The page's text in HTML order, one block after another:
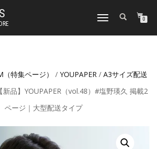
ナ
ゲ
ン
り
0
特集ページ） / YOUPAPER/ A3サイズ配送
新品】YOUPAPER（vol.48）#塩野瑛久 掲載2
ページ｜大型配送タイプ